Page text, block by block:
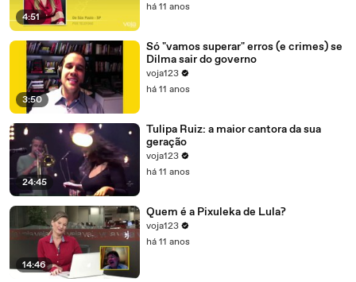
4:51
há 11 anos
3:50
Só "vamos superar" erros (e crimes) se
Dilma sair do governo
voja123
há 11 anos
24:45
Tulipa Ruiz: a maior cantora da sua
geração
voja123
há 11 anos
14:46
Quem é a Pixuleka de Lula?
voja123
há 11 anos